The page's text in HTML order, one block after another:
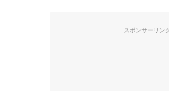
スポンサーリン